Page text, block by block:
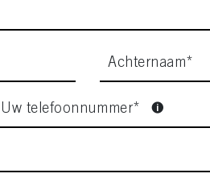
Achternaam*
Uw telefoonnummer*